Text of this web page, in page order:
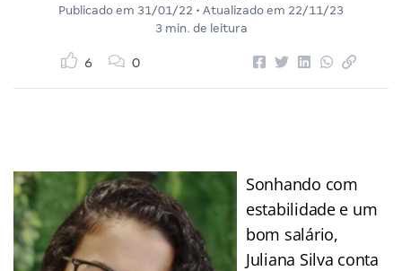
Publicado em 31/01/22 • Atualizado em 22/11/23
3 min. de leitura
6 0
Sonhando com
estabilidade e um
bom salário,
Juliana Silva conta